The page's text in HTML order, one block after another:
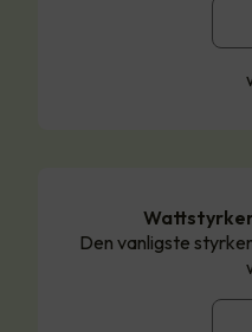
Den vanligste